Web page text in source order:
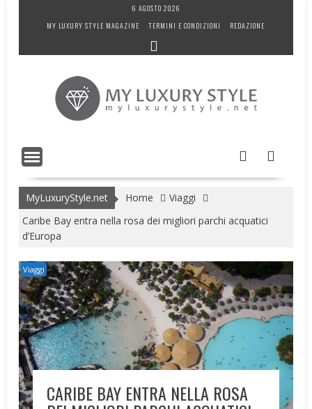
6 AGOSTO 2026
MY LUXURY STYLE MAGAZINE
TERMINI E CONDIZIONI REDAZIONE
MyLuxuryStyle.net Home
Viaggi
Caribe Bay entra nella rosa dei migliori parchi acquatici
d’Europa
Viaggi
CARIBE BAY ENTRA NELLA ROSA